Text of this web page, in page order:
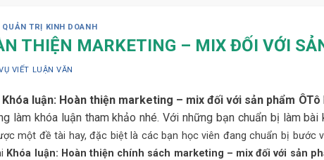
QUẢN TRỊ KINH DOANH
THIỆN MARKETING – MIX ĐỐI VỚI
VIẾT LUẬN VĂN
luận: Hoàn thiện marketing – mix đối với sản phẩm ÔTô
làm khóa luận tham khảo nhé. Với những bạn chuẩn bị làm bài
một đề tài hay, đặc biệt là các bạn học viên đang chuẩn bị bước
Khóa luận: Hoàn thiện chính sách marketing – mix đối với sản